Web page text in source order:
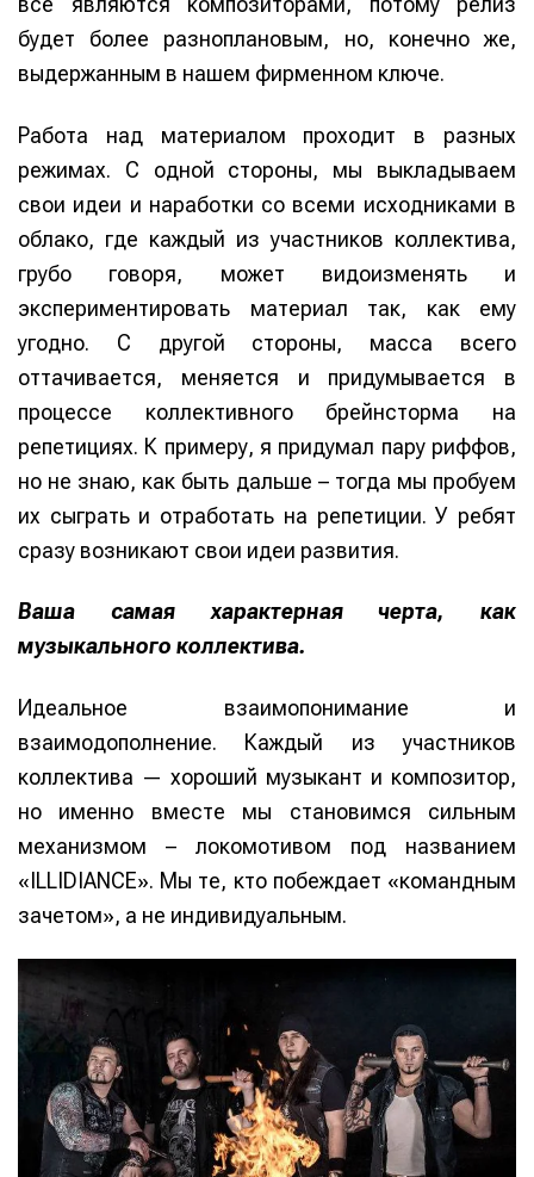
будет более разноплановым, но, конечно же,
выдержанным в нашем фирменном ключе.
Работа над материалом проходит в разных
режимах. С одной стороны, мы выкладываем
свои идеи и наработки со всеми исходниками в
облако, где каждый из участников коллектива,
грубо говоря, может видоизменять и
экспериментировать материал так, как ему
угодно. С другой стороны, масса всего
оттачивается, меняется и придумывается в
процессе коллективного брейнсторма на
репетициях. К примеру, я придумал пару риффов,
но не знаю, как быть дальше – тогда мы пробуем
их сыграть и отработать на репетиции. У ребят
сразу возникают свои идеи развития.
Ваша самая характерная черта, как
музыкального коллектива.
Идеальное взаимопонимание и
взаимодополнение. Каждый из участников
коллектива — хороший музыкант и композитор,
но именно вместе мы становимся сильным
механизмом – локомотивом под названием
«ILLIDIANCE». Мы те, кто побеждает «командным
зачетом», а не индивидуальным.